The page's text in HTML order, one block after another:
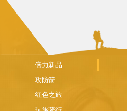
倍力新品
攻防箭
红色之旅